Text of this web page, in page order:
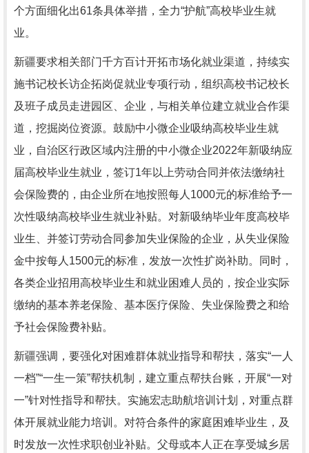
个方面细化出61条具体举措，全力“护航”高校毕业生就
业。
新疆要求相关部门千方百计开拓市场化就业渠道，持续实
施书记校长访企拓岗促就业专项行动，组织高校书记校长
及班子成员走进园区、企业，与相关单位建立就业合作渠
道，挖掘岗位资源。鼓励中小微企业吸纳高校毕业生就
业，自治区行政区域内注册的中小微企业2022年新吸纳应
届高校毕业生就业，签订1年以上劳动合同并依法缴纳社
会保险费的，由企业所在地按照每人1000元的标准给予一
次性吸纳高校毕业生就业补贴。对新吸纳毕业年度高校毕
业生、并签订劳动合同参加失业保险的企业，从失业保险
金中按每人1500元的标准，发放一次性扩岗补助。同时，
各类企业招用高校毕业生和就业困难人员的，按企业实际
缴纳的基本养老保险、基本医疗保险、失业保险费之和给
予社会保险费补贴。
新疆强调，要强化对困难群体就业指导和帮扶，落实“一人
一档”“一生一策”帮扶机制，建立重点帮扶台账，开展“一对
一”针对性指导和帮扶。实施宏志助航培训计划，对重点群
体开展就业能力培训。对符合条件的家庭困难毕业生，及
时发放一次性求职创业补贴。父母或本人正在享受城乡居